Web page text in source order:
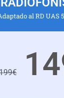
al RD UAS
€